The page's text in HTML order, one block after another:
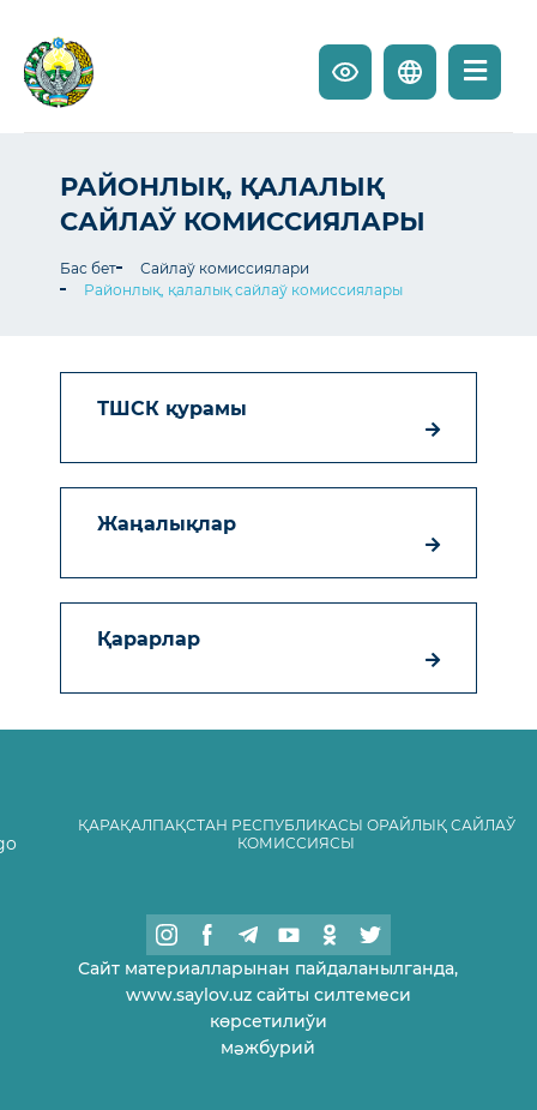
РАЙОНЛЫҚ, ҚАЛАЛЫҚ
САЙЛАЎ КОМИССИЯЛАРЫ
Бас бет
Сайлаў комиссиялари
Районлық, қалалық сайлаў комиссиялары
ТШСК қурамы
Жаңалықлар
Қарарлар
ҚАРАҚАЛПАҚСТАН РЕСПУБЛИКАСЫ ОРАЙЛЫҚ САЙЛАЎ
КОМИССИЯСЫ
Сайт материалларынан пайдаланылганда,
www.saylov.uz сайты силтемеси
көрсетилиўи
мəжбурий